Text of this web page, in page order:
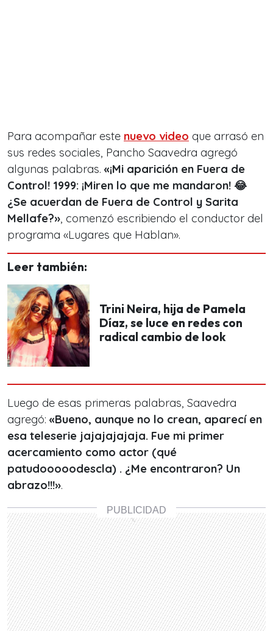
Para acompañar este nuevo video que arrasó en
sus redes sociales, Pancho Saavedra agregó
algunas palabras. «¡Mi aparición en Fuera de
Control! 1999: ¡Miren lo que me mandaron! 😂
¿Se acuerdan de Fuera de Control y Sarita
Mellafe?», comenzó escribiendo el conductor del
programa «Lugares que Hablan».
Leer también:
Trini Neira, hija de Pamela
Díaz, se luce en redes con
radical cambio de look
Luego de esas primeras palabras, Saavedra
agregó: «Bueno, aunque no lo crean, aparecí en
esa teleserie jajajajajaja. Fue mi primer
acercamiento como actor (qué
patudooooodescla) . ¿Me encontraron? Un
abrazo!!!».